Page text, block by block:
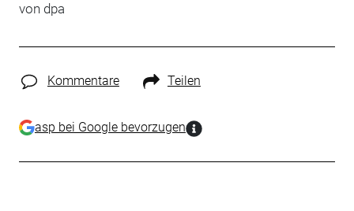
von dpa
Kommentare Teilen
asp bei Google bevorzugen